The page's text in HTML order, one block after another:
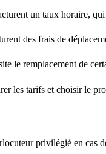
un taux horaire,
des frais de
le remplacement de
les tarifs et choisir le
privilégié en